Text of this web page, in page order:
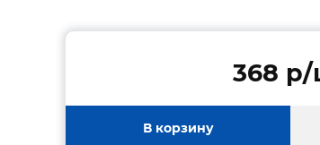
368
В корзину